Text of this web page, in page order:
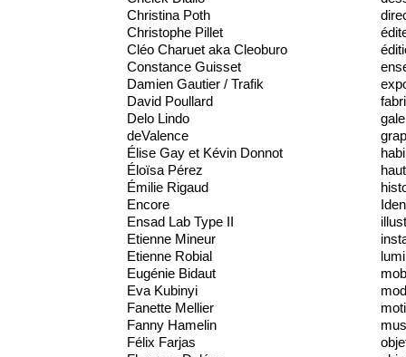
Christina Poth
Christophe Pillet
Cléo Charuet aka Cleoburo
Constance Guisset
Damien Gautier / Trafik
David Poullard
Delo Lindo
deValence
Élise Gay et Kévin Donnot
Éloïsa Pérez
Émilie Rigaud
Encore
Ensad Lab Type II
Etienne Mineur
Etienne Robial
Eugénie Bidaut
Eva Kubinyi
Fanette Mellier
Fanny Hamelin
Félix Farjas